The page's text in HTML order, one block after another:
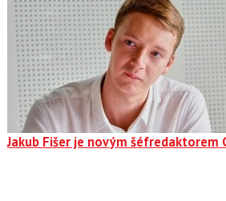
Jakub Fišer je novým šéfredaktorem